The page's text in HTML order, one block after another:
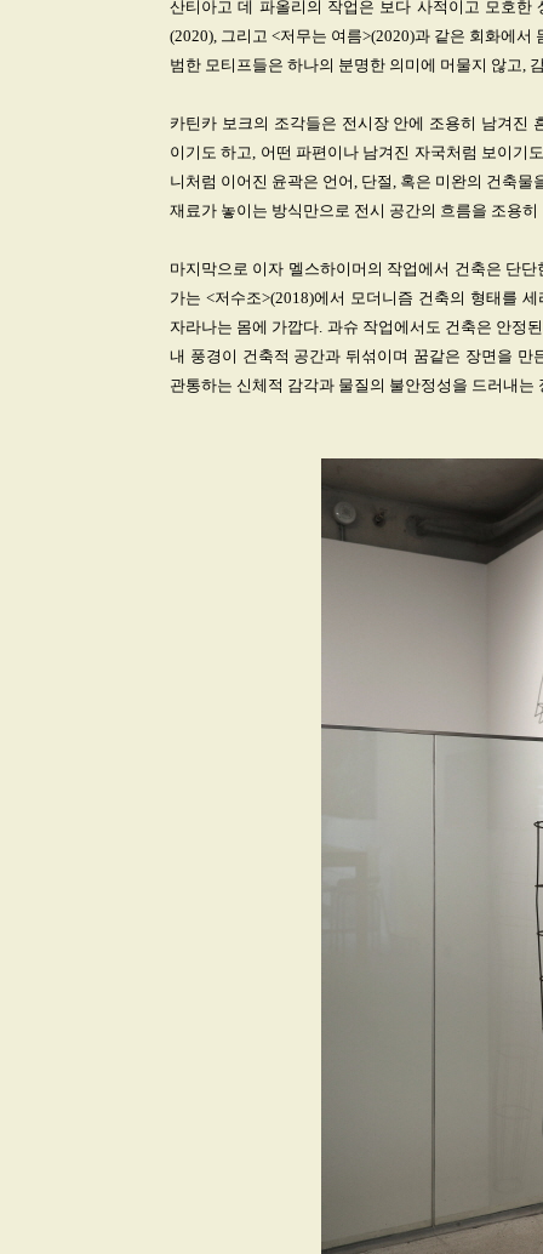
산티아고 데 파올리의 작업은 보다 사적이고 모호한
(2020), 그리고 <저무는 여름>(2020)과 같은 회화에
범한 모티프들은 하나의 분명한 의미에 머물지 않고,
카틴카 보크의 조각들은 전시장 안에 조용히 남겨진
이기도 하고, 어떤 파편이나 남겨진 자국처럼 보이기
니처럼 이어진 윤곽은 언어, 단절, 혹은 미완의 건축
재료가 놓이는 방식만으로 전시 공간의 흐름을 조용히
마지막으로 이자 멜스하이머의 작업에서 건축은 단
가는 <저수조>(2018)에서 모더니즘 건축의 형태를
자라나는 몸에 가깝다. 과슈 작업에서도 건축은 안정
내 풍경이 건축적 공간과 뒤섞이며 꿈같은 장면을
관통하는 신체적 감각과 물질의 불안정성을 드러내는